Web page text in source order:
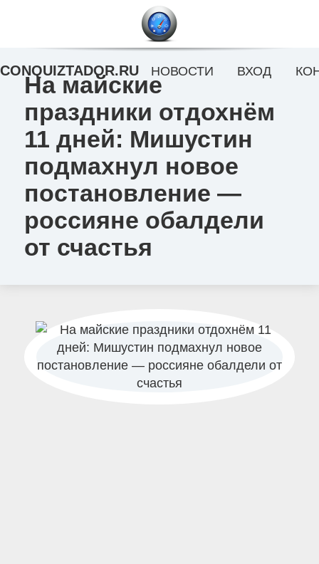
На майские
праздники отдохнём
11 дней: Мишустин
подмахнул новое
постановление —
россияне обалдели
от счастья
CONQUIZTADOR.RU НОВОСТИ ВХОД